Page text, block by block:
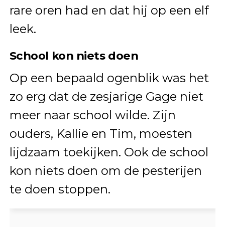
rare oren had en dat hij op een elf
leek.
School kon niets doen
Op een bepaald ogenblik was het
zo erg dat de zesjarige Gage niet
meer naar school wilde. Zijn
ouders, Kallie en Tim, moesten
lijdzaam toekijken. Ook de school
kon niets doen om de pesterijen
te doen stoppen.